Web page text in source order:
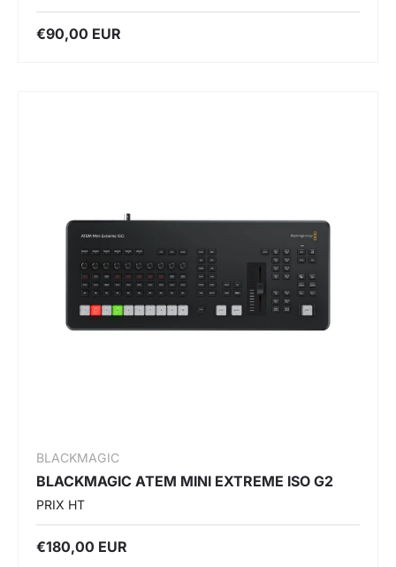
€90,00 EUR
BLACKMAGIC
BLACKMAGIC ATEM MINI EXTREME ISO G2
PRIX HT
€180,00 EUR